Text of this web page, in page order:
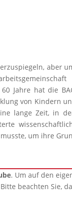
aber
Jahre hat die
von Kindern
lange Zeit, in
um ihre
. Um auf den
beachten Sie,